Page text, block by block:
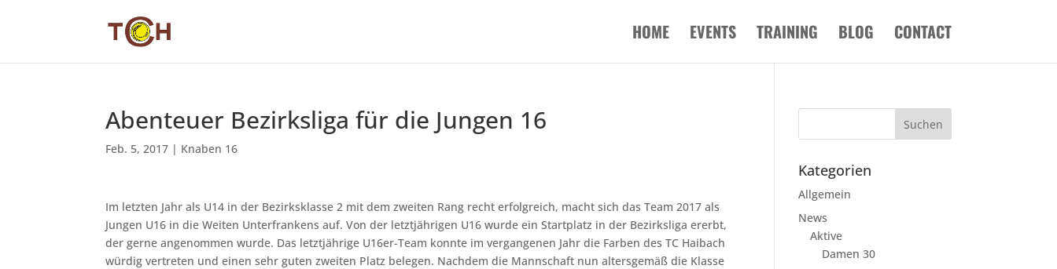
HOME EVENTS TRAINING BLOG CONTACT
Abenteuer Bezirksliga für die Jungen 16
Feb. 5, 2017 | Knaben 16
Im letzten Jahr als U14 in der Bezirksklasse 2 mit dem zweiten Rang recht erfolgreich, macht sich das Team 2017 als
Jungen U16 in die Weiten Unterfrankens auf. Von der letztjährigen U16 wurde ein Startplatz in der Bezirksliga ererbt,
der gerne angenommen wurde. Das letztjährige U16er-Team konnte im vergangenen Jahr die Farben des TC Haibach
würdig vertreten und einen sehr guten zweiten Platz belegen. Nachdem die Mannschaft nun altersgemäß die Klasse
Kategorien
Allgemein
News
Aktive
Damen 30